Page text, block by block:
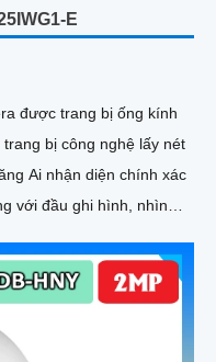
E
được trang bị ống kính
bị công nghệ lấy nét
Ai nhận diện chính xác
với đầu ghi hình, nhìn